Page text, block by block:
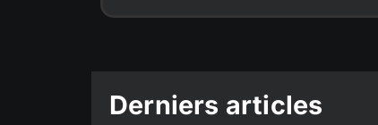
Derniers articles